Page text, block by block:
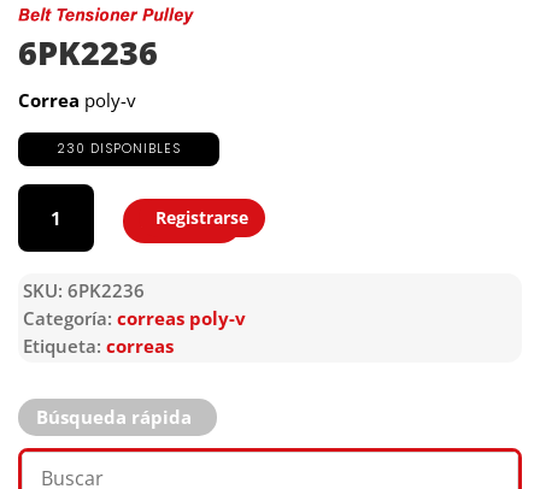
6PK2236
Correa poly-v
230 DISPONIBLES
6PK2236
cantidad
Agregar
Registrarse
SKU: 6PK2236
Categoría: correas poly-v
Etiqueta: correas
Búsqueda rápida